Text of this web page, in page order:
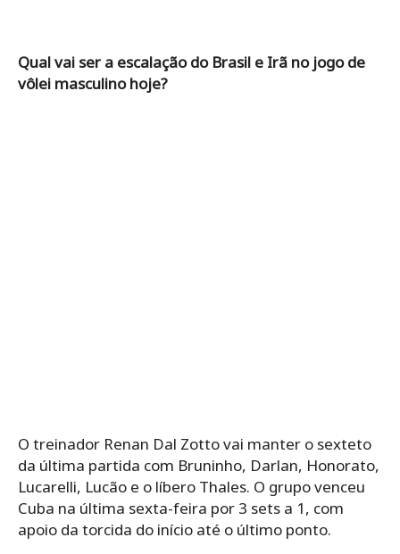
Qual vai ser a escalação do Brasil e Irã no jogo de
vôlei masculino hoje?
O treinador Renan Dal Zotto vai manter o sexteto
da última partida com Bruninho, Darlan, Honorato,
Lucarelli, Lucão e o líbero Thales. O grupo venceu
Cuba na última sexta-feira por 3 sets a 1, com
apoio da torcida do início até o último ponto.